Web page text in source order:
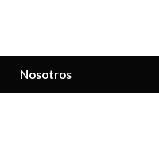
Nosotros